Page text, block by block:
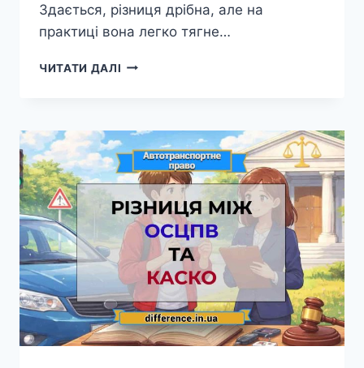
Здається, різниця дрібна, але на
практиці вона легко тягне…
ЧИТАТИ ДАЛІ РІЗНИЦЯ
ТА
КАТЕГОРІЄЮ
C
ВОДІЙСЬКИХ
ПРАВ